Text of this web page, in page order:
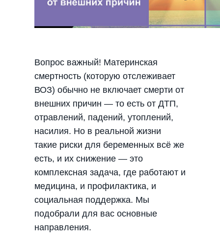
Вопрос важный! Материнская
смертность (которую отслеживает
ВОЗ) обычно не включает смерти от
внешних причин — то есть от ДТП,
отравлений, падений, утоплений,
насилия. Но в реальной жизни
такие риски для беременных всё же
есть, и их снижение — это
комплексная задача, где работают и
медицина, и профилактика, и
социальная поддержка. Мы
подобрали для вас основные
направления.